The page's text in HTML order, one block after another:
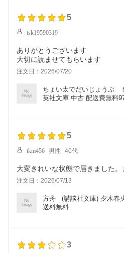
5
tsk19590319
ありがとうございます
大切に読ませてもらいます
注文日：2026/07/20
No
Image
ちょい太でだいじょうぶ
英社文庫 中古 配送費無料
5
tkm456 男性 40代
大変きれいな状態で届きました
注文日：2026/07/13
No
Image
方舟   (講談社文庫) 夕木春
送料無料
3